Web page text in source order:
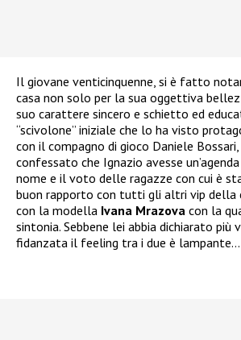
Il giovane venticinquenne, si è fatto
casa non solo per la sua oggettiva
suo carattere sincero e schietto ed
“scivolone” iniziale che lo ha visto
con il compagno di gioco Daniele
confessato che Ignazio avesse
nome e il voto delle ragazze con cui è
buon rapporto con tutti gli altri vip della
con la modella Ivana Mrazova con la
sintonia. Sebbene lei abbia dichiarato più
fidanzata il feeling tra i due è lampante…